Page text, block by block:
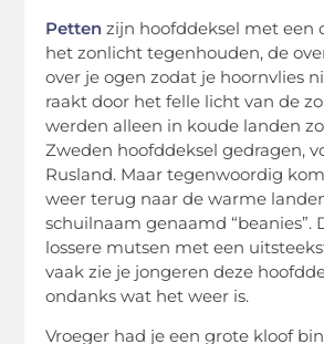
Petten zijn hoofddeksel met een
het zonlicht tegenhouden, de
over je ogen zodat je hoornvlies
raakt door het felle licht van de
werden alleen in koude landen
Zweden hoofddeksel gedragen,
Rusland. Maar tegenwoordig
weer terug naar de warme
schuilnaam genaamd “beanies”.
lossere mutsen met een
vaak zie je jongeren deze
ondanks wat het weer is.
Vroeger had je een grote kloof